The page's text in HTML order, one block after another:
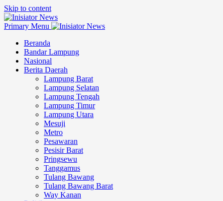
Skip to content
Primary Menu
Beranda
Bandar Lampung
Nasional
Berita Daerah
Lampung Barat
Lampung Selatan
Lampung Tengah
Lampung Timur
Lampung Utara
Mesuji
Metro
Pesawaran
Pesisir Barat
Pringsewu
Tanggamus
Tulang Bawang
Tulang Bawang Barat
Way Kanan